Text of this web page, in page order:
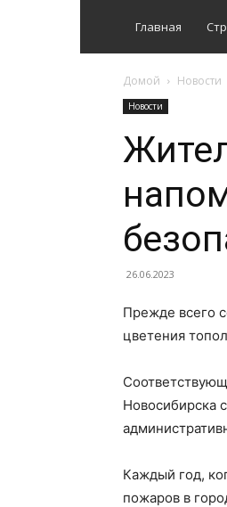
Главная
Домой Новости
Новости
26.06.2023
Прежде всего
цветения
Новосибирска
Каждый год,
пожаров в